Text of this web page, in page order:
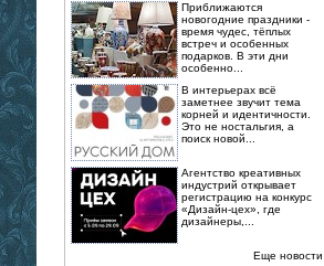
Приближаются
новогодние праздники -
время чудес, тёплых
встреч и особенных
подарков. В эти дни
особенно...
В интерьерах всё
заметнее звучит тема
корней и идентичности.
Это не ностальгия, а
поиск новой...
Агентство креативных
индустрий открывает
регистрацию на конкурс
«Дизайн-цех», где
дизайнеры,...
Еще новости